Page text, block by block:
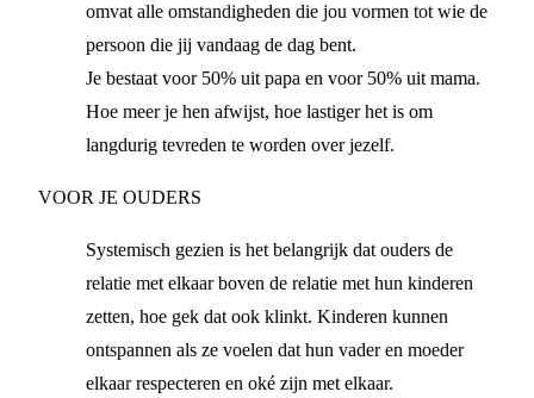
omvat alle omstandigheden die jou vormen tot wie de
persoon die jij vandaag de dag bent.
Je bestaat voor 50% uit papa en voor 50% uit mama.
Hoe meer je hen afwijst, hoe lastiger het is om
langdurig tevreden te worden over jezelf.
VOOR JE OUDERS
Systemisch gezien is het belangrijk dat ouders de
relatie met elkaar boven de relatie met hun kinderen
zetten, hoe gek dat ook klinkt. Kinderen kunnen
ontspannen als ze voelen dat hun vader en moeder
elkaar respecteren en oké zijn met elkaar.